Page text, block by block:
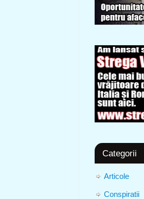
Categorii
Articole
Conspiratii